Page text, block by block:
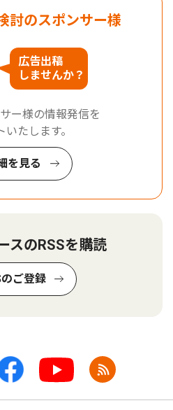
討のスポンサー様
広告出稿
しませんか？
ー様の情報発信を
いたします。
を見る
スのRSSを購読
のご登録